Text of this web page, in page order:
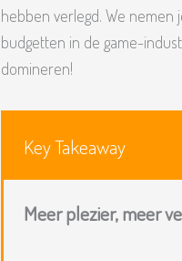
hebben verlegd. We nemen
budgetten in de game-
domineren!
Key Takeaway
Meer plezier, meer